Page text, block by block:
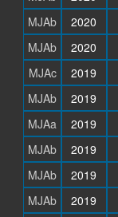
MJAb
2020
MJAb
2020
MJAc
2019
MJAb
2019
MJAa
2019
MJAb
2019
MJAb
2019
MJAb
2019